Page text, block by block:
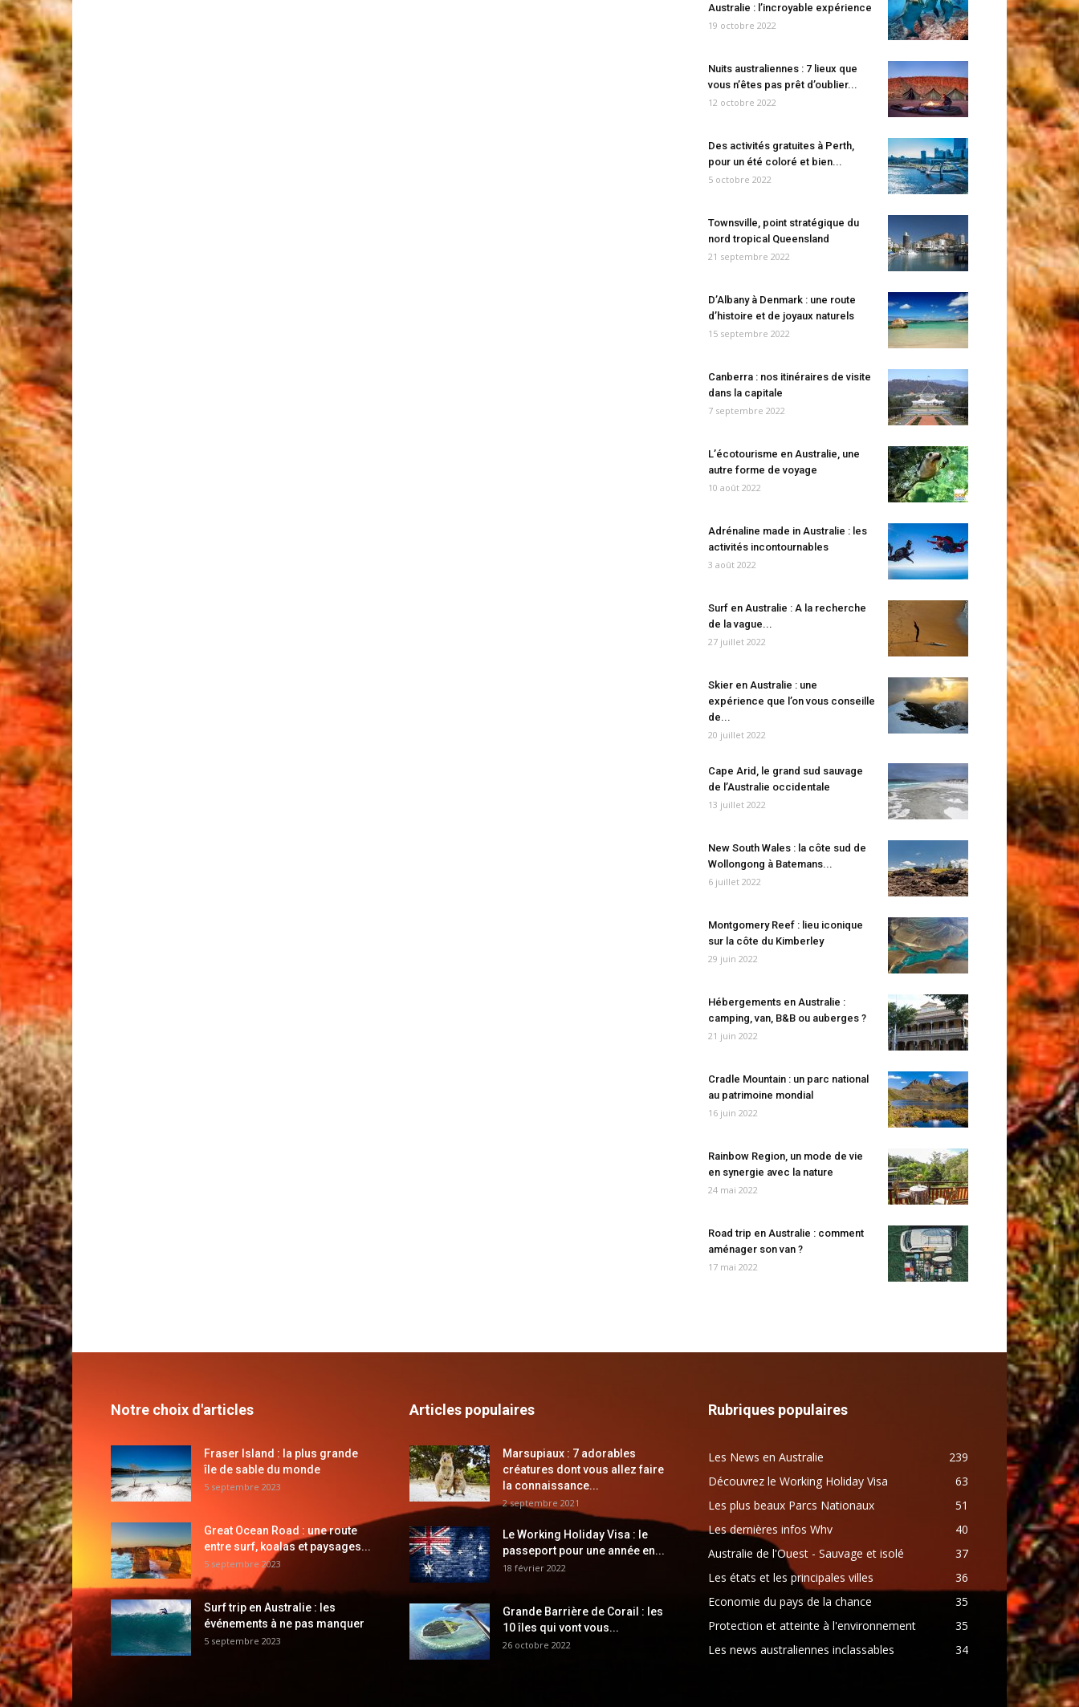
Australie : l’incroyable expérience
19 octobre 2022
Nuits australiennes : 7 lieux que
vous n’êtes pas prêt d’oublier...
12 octobre 2022
Des activités gratuites à Perth,
pour un été coloré et bien...
5 octobre 2022
Townsville, point stratégique du
nord tropical Queensland
21 septembre 2022
D’Albany à Denmark : une route
d’histoire et de joyaux naturels
15 septembre 2022
Canberra : nos itinéraires de visite
dans la capitale
7 septembre 2022
L’écotourisme en Australie, une
autre forme de voyage
10 août 2022
Adrénaline made in Australie : les
activités incontournables
3 août 2022
Surf en Australie : A la recherche
de la vague...
27 juillet 2022
Skier en Australie : une
expérience que l’on vous conseille
de...
20 juillet 2022
Cape Arid, le grand sud sauvage
de l’Australie occidentale
13 juillet 2022
New South Wales : la côte sud de
Wollongong à Batemans...
6 juillet 2022
Montgomery Reef : lieu iconique
sur la côte du Kimberley
29 juin 2022
Hébergements en Australie :
camping, van, B&B ou auberges ?
21 juin 2022
Cradle Mountain : un parc national
au patrimoine mondial
16 juin 2022
Rainbow Region, un mode de vie
en synergie avec la nature
24 mai 2022
Road trip en Australie : comment
aménager son van ?
17 mai 2022
Notre choix d'articles
Fraser Island : la plus grande
île de sable du monde
5 septembre 2023
Great Ocean Road : une route
entre surf, koalas et paysages...
5 septembre 2023
Surf trip en Australie : les
événements à ne pas manquer
5 septembre 2023
Articles populaires
Marsupiaux : 7 adorables
créatures dont vous allez faire
la connaissance...
2 septembre 2021
Le Working Holiday Visa : le
passeport pour une année en...
18 février 2022
Grande Barrière de Corail : les
10 îles qui vont vous...
26 octobre 2022
Rubriques populaires
Les News en Australie
239
Découvrez le Working Holiday Visa
63
Les plus beaux Parcs Nationaux
51
Les dernières infos Whv
40
Australie de l'Ouest - Sauvage et isolé
37
Les états et les principales villes
36
Economie du pays de la chance
35
Protection et atteinte à l'environnement
35
Les news australiennes inclassables
34